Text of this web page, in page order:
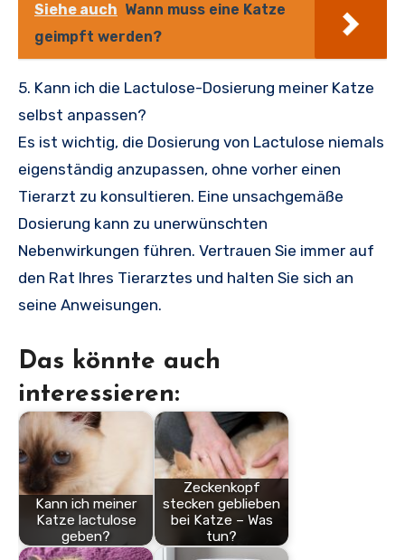
Siehe auch Wann muss eine Katze
geimpft werden?
5. Kann ich die Lactulose-Dosierung meiner Katze
selbst anpassen?
Es ist wichtig, die Dosierung von Lactulose niemals
eigenständig anzupassen, ohne vorher einen
Tierarzt zu konsultieren. Eine unsachgemäße
Dosierung kann zu unerwünschten
Nebenwirkungen führen. Vertrauen Sie immer auf
den Rat Ihres Tierarztes und halten Sie sich an
seine Anweisungen.
Das könnte auch
interessieren:
Kann ich meiner
Katze lactulose
geben?
Zeckenkopf
stecken geblieben
bei Katze – Was
tun?